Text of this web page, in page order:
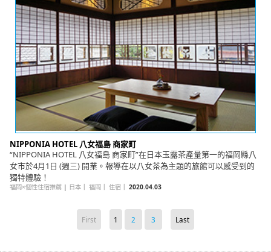
NIPPONIA HOTEL 八女福島 商家町
“NIPPONIA HOTEL 八女福島 商家町”在日本玉露茶產量第一的福岡縣八
女市於4月1日 (週三) 開業。報導在以八女茶為主題的旅館可以感受到的
獨特體驗！
福岡×個性住宿推薦| 日本｜ 福岡 住宿｜ 2020.04.03
First 1 2 3 Last